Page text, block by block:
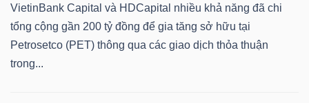
VietinBank Capital và HDCapital nhiều khả năng đã chi
tổng cộng gần 200 tỷ đồng để gia tăng sở hữu tại
Petrosetco (PET) thông qua các giao dịch thỏa thuận
trong...
Công
cụ
đầu